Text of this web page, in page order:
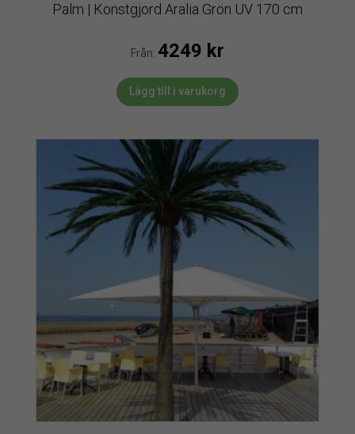
Palm | Konstgjord Aralia Grön UV 170 cm
Från: 4249 kr
Lägg till i varukorg